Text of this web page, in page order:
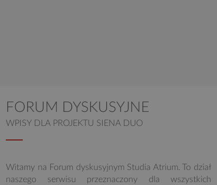
FORUM DYSKUSYJNE
WPISY DLA PROJEKTU SIENA DUO
Witamy na Forum dyskusyjnym Studia Atrium. To dział
naszego serwisu przeznaczony dla wszystkich